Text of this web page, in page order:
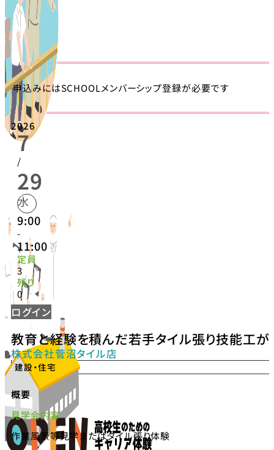
申込みにはSCHOOLメンバーシップ登録が必要です
2026
7
/
29
水
9:00
-
11:00
定員
3
残り
0
ログイン
教育と経験を積んだ若手タイル張り技能工
株式会社菅沼タイル店
建設・住宅
概要
見学会内容
作業風景等見学またはタイル張り体験